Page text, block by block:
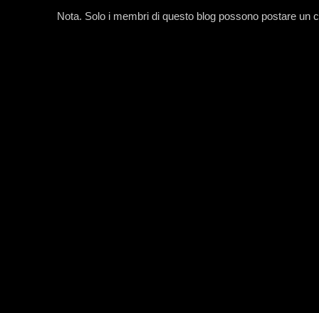
Nota. Solo i membri di questo blog possono postare un